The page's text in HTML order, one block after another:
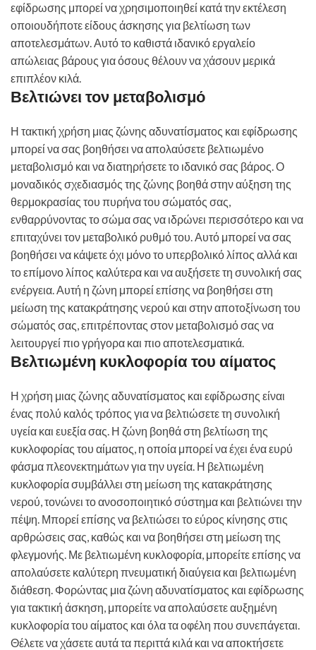
εφίδρωσης μπορεί να χρησιμοποιηθεί κατά την εκτέλεση
οποιουδήποτε είδους άσκησης για βελτίωση των
αποτελεσμάτων. Αυτό το καθιστά ιδανικό εργαλείο
απώλειας βάρους για όσους θέλουν να χάσουν μερικά
επιπλέον κιλά.
Βελτιώνει τον μεταβολισμό
Η τακτική χρήση μιας ζώνης αδυνατίσματος και εφίδρωσης
μπορεί να σας βοηθήσει να απολαύσετε βελτιωμένο
μεταβολισμό και να διατηρήσετε το ιδανικό σας βάρος. Ο
μοναδικός σχεδιασμός της ζώνης βοηθά στην αύξηση της
θερμοκρασίας του πυρήνα του σώματός σας,
ενθαρρύνοντας το σώμα σας να ιδρώνει περισσότερο και να
επιταχύνει τον μεταβολικό ρυθμό του. Αυτό μπορεί να σας
βοηθήσει να κάψετε όχι μόνο το υπερβολικό λίπος αλλά και
το επίμονο λίπος καλύτερα και να αυξήσετε τη συνολική σας
ενέργεια. Αυτή η ζώνη μπορεί επίσης να βοηθήσει στη
μείωση της κατακράτησης νερού και στην αποτοξίνωση του
σώματός σας, επιτρέποντας στον μεταβολισμό σας να
λειτουργεί πιο γρήγορα και πιο αποτελεσματικά.
Βελτιωμένη κυκλοφορία του αίματος
Η χρήση μιας ζώνης αδυνατίσματος και εφίδρωσης είναι
ένας πολύ καλός τρόπος για να βελτιώσετε τη συνολική
υγεία και ευεξία σας. Η ζώνη βοηθά στη βελτίωση της
κυκλοφορίας του αίματος, η οποία μπορεί να έχει ένα ευρύ
φάσμα πλεονεκτημάτων για την υγεία. Η βελτιωμένη
κυκλοφορία συμβάλλει στη μείωση της κατακράτησης
νερού, τονώνει το ανοσοποιητικό σύστημα και βελτιώνει την
πέψη. Μπορεί επίσης να βελτιώσει το εύρος κίνησης στις
αρθρώσεις σας, καθώς και να βοηθήσει στη μείωση της
φλεγμονής. Με βελτιωμένη κυκλοφορία, μπορείτε επίσης να
απολαύσετε καλύτερη πνευματική διαύγεια και βελτιωμένη
διάθεση. Φορώντας μια ζώνη αδυνατίσματος και εφίδρωσης
για τακτική άσκηση, μπορείτε να απολαύσετε αυξημένη
κυκλοφορία του αίματος και όλα τα οφέλη που συνεπάγεται.
Θέλετε να χάσετε αυτά τα περιττά κιλά και να αποκτήσετε